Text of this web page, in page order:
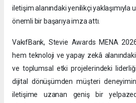
iletişim alanındaki yenilikçi yaklaşımıyla
önemli bir başarıya imza attı.
VakıfBank, Stevie Awards MENA
hem teknoloji ve yapay zekâ
ve toplumsal etki projelerindeki
dijital dönüşümden müşteri
iletişime uzanan geniş bir